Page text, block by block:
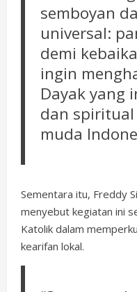
semboyan
universal:
demi
ingin
Dayak yang
dan
muda
Sementara itu, Freddy
menyebut kegiatan ini
Katolik dalam
kearifan lokal.